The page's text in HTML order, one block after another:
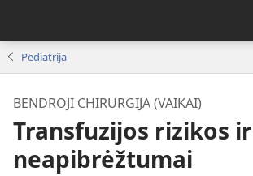
Pediatrija
BENDROJI CHIRURGIJA (VAIKAI)
Transfuzijos rizikos ir
neapibrėžtumai